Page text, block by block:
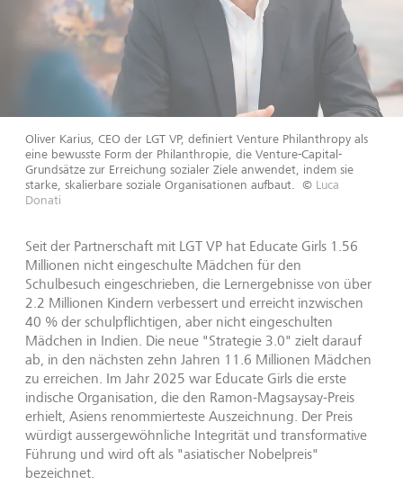
Oliver Karius, CEO der LGT VP, definiert Venture Philanthropy als
eine bewusste Form der Philanthropie, die Venture-Capital-
Grundsätze zur Erreichung sozialer Ziele anwendet, indem sie
starke, skalierbare soziale Organisationen aufbaut.
© Luca
Donati
Seit der Partnerschaft mit LGT VP hat Educate Girls 1.56
Millionen nicht eingeschulte Mädchen für den
Schulbesuch eingeschrieben, die Lernergebnisse von über
2.2 Millionen Kindern verbessert und erreicht inzwischen
40 % der schulpflichtigen, aber nicht eingeschulten
Mädchen in Indien. Die neue "Strategie 3.0" zielt darauf
ab, in den nächsten zehn Jahren 11.6 Millionen Mädchen
zu erreichen. Im Jahr 2025 war Educate Girls die erste
indische Organisation, die den Ramon-Magsaysay-Preis
erhielt, Asiens renommierteste Auszeichnung. Der Preis
würdigt aussergewöhnliche Integrität und transformative
Führung und wird oft als "asiatischer Nobelpreis"
bezeichnet.